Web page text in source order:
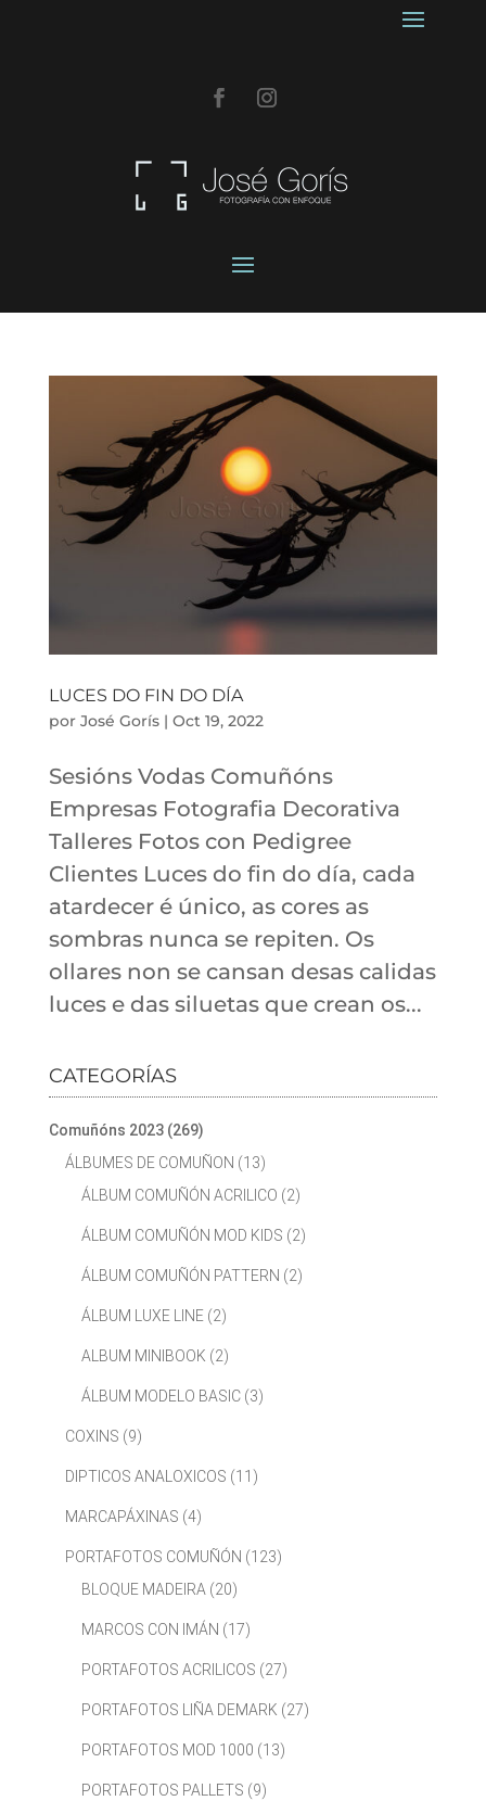
LUCES DO FIN DO DÍA
por José Gorís| Oct 19, 2022
Sesións Vodas Comuñóns
Empresas Fotografia Decorativa
Talleres Fotos con Pedigree
Clientes Luces do fin do día, cada
atardecer é único, as cores as
sombras nunca se repiten. Os
ollares non se cansan desas calidas
luces e das siluetas que crean os...
CATEGORÍAS
Comuñóns 2023 (269)
ÁLBUMES DE COMUÑON (13)
ÁLBUM COMUÑÓN ACRILICO (2)
ÁLBUM COMUÑÓN MOD KIDS (2)
ÁLBUM COMUÑÓN PATTERN (2)
ÁLBUM LUXE LINE (2)
ALBUM MINIBOOK (2)
ÁLBUM MODELO BASIC (3)
COXINS (9)
DIPTICOS ANALOXICOS (11)
MARCAPÁXINAS (4)
PORTAFOTOS COMUÑÓN (123)
BLOQUE MADEIRA (20)
MARCOS CON IMÁN (17)
PORTAFOTOS ACRILICOS (27)
PORTAFOTOS LIÑA DEMARK (27)
PORTAFOTOS MOD 1000 (13)
PORTAFOTOS PALLETS (9)